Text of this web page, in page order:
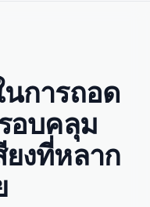
การถอด
อบคลุม
งที่หลาก